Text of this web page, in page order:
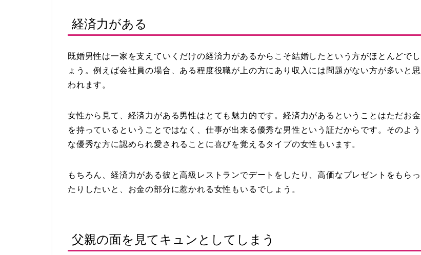
経済力がある
既婚男性は一家を支えていくだけの経済力があるからこそ結婚したという方がほとんどでし
ょう。例えば会社員の場合、ある程度役職が上の方にあり収入には問題がない方が多いと思
われます。
女性から見て、経済力がある男性はとても魅力的です。経済力があるということはただお金
を持っているということではなく、仕事が出来る優秀な男性という証だからです。そのよう
な優秀な方に認められ愛されることに喜びを覚えるタイプの女性もいます。
もちろん、経済力がある彼と高級レストランでデートをしたり、高価なプレゼントをもらっ
たりしたいと、お金の部分に惹かれる女性もいるでしょう。
父親の面を見てキュンとしてしまう